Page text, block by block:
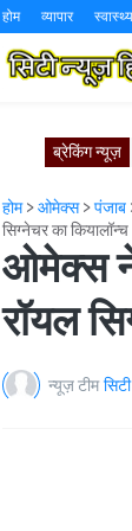
होम व्यापार स्वास्थ्य
ब्रेकिंग न्यूज़
होम >ओमेक्स>पंजाब
सिग्नेचर का कियालॉन्च
ओमेक्स ने
रॉयल
न्यूज़ टीम